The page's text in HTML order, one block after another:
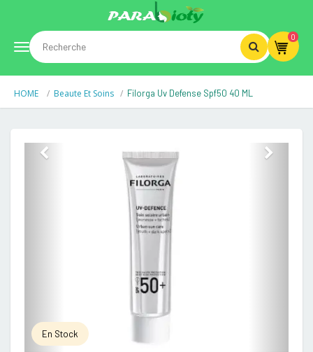
Toggle
navigation
0
HOME Beaute Et Soins Filorga Uv Defense Spf50 40 ML
En Stock